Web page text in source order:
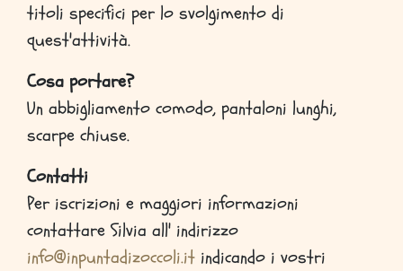
titoli specifici per lo svolgimento di
quest'attività.
Cosa portare?
Un abbigliamento comodo, pantaloni lunghi,
scarpe chiuse.
Contatti
Per iscrizioni e maggiori informazioni
contattare Silvia all' indirizzo
info@inpuntadizoccoli.it indicando i vostri